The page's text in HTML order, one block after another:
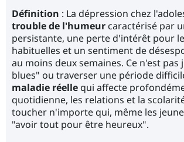
Définition : La dépression chez
trouble de l'humeur caractérisé par
persistante, une perte d'intérêt pour
habituelles et un sentiment de
au moins deux semaines. Ce n'est pas
blues" ou traverser une période
maladie réelle qui affecte
quotidienne, les relations et la
toucher n'importe qui, même les
"avoir tout pour être heureux".